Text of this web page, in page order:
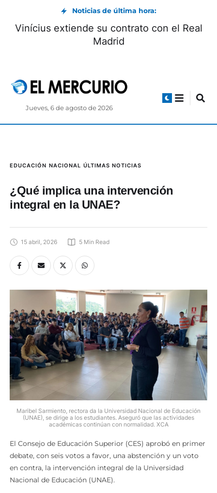
Noticias de última hora:
El tricolor Stiven Méndez va por la final de
los 400 metros con vallas en el Mundial de
¿Qué implica una intervención
15 abril, 2026 5 Min Read
Maribel Sarmiento, rectora da la Universidad Nacional de Educación
El Consejo de Educación Superior (CES) aprobó en primer
debate, con seis votos a favor, una abstención y un voto
en contra, la intervención integral de la Universidad